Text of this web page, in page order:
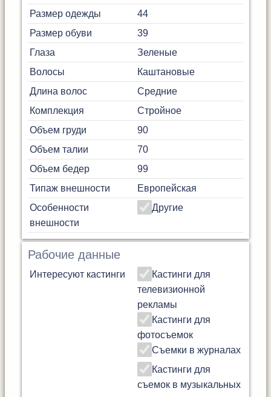
Размер одежды
44
Размер обуви
39
Глаза
Зеленые
Волосы
Каштановые
Длина волос
Средние
Комплекция
Стройное
Объем груди
90
Объем талии
70
Объем бедер
99
Типаж внешности
Европейская
Особенности
внешности
Другие
Рабочие данные
Интересуют кастинги
Кастинги для
телевизионной
рекламы
Кастинги для
фотосъемок
Съемки в журналах
Кастинги для
съемок в музыкальных